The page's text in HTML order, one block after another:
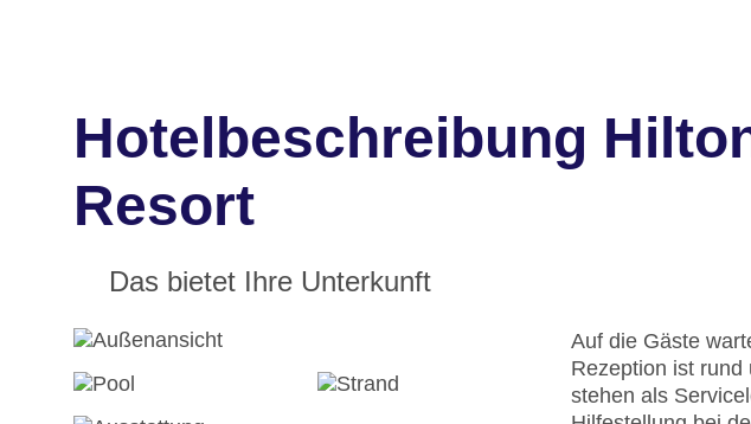
Hotelbeschreibung
Resort
Das bietet Ihre Unterkunft
Auf die Gäste
Rezeption ist
stehen als